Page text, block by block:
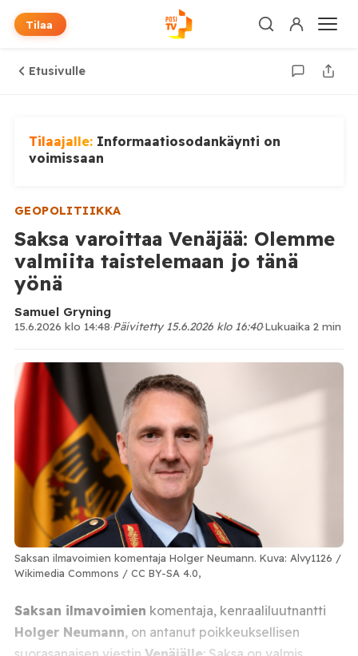
Tilaa
Etusivulle
Tilaajalle: Informaatiosodankäynti on
voimissaan
GEOPOLITIIKKA
Saksa varoittaa Venäjää: Olemme
valmiita taistelemaan jo tänä
yönä
Samuel Gryning
15.6.2026 klo 14:48·Päivitetty 15.6.2026 klo 16:40·Lukuaika 2 min
Saksan ilmavoimien komentaja Holger Neumann. Kuva: Alvy1126 /
Wikimedia Commons / CC BY-SA 4.0,
Saksan ilmavoimien komentaja, kenraaliluutnantti
Holger Neumann, on antanut poikkeuksellisen